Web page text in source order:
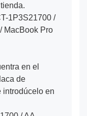
1P3S21700 /
MacBook Pro
en el
de
introdúcelo en